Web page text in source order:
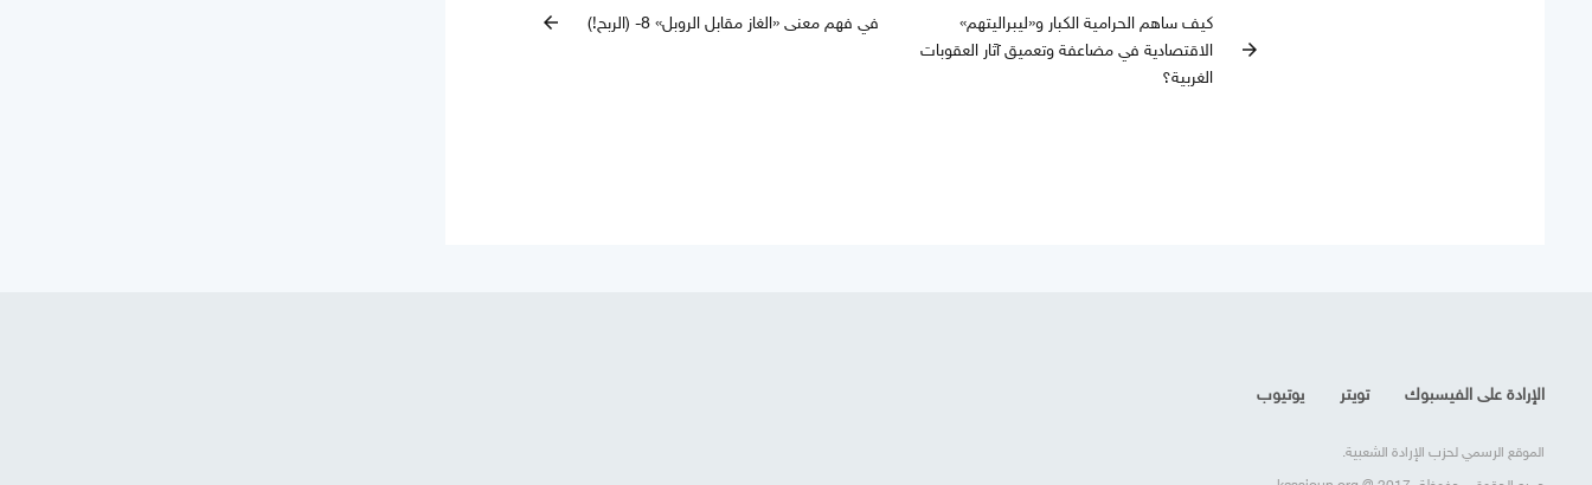
arrow_forward
كيف ساهم الحرامية الكبار و«ليبراليتهم»
الاقتصادية في مضاعفة وتعميق آثار العقوبات
الغربية؟
في فهم معنى «الغاز مقابل الروبل» 8- (الربح!) arrow_back
الإرادة على الفيسبوك تويتر يوتيوب
الموقع الرسمي لحزب الإرادة الشعبية.